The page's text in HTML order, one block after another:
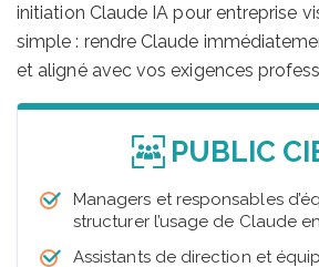
initiation Claude IA pour entreprise
simple : rendre Claude
et aligné avec vos exigences
PUBLIC
Managers et responsables
structurer l’usage de Claude
Assistants de direction et